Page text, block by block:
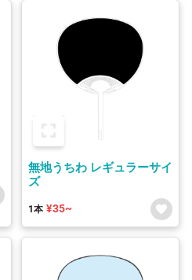
無地うちわ レギュラーサイ
ズ
1本 ¥35~